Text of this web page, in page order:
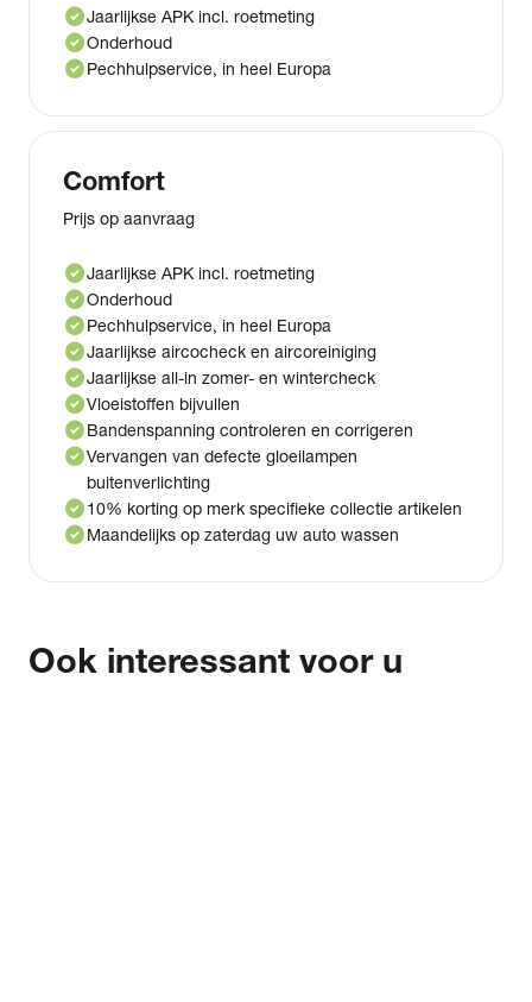
check_circleJaarlijkse APK incl. roetmeting
check_circleOnderhoud
check_circlePechhulpservice, in heel Europa
Comfort
Prijs op aanvraag
check_circleJaarlijkse APK incl. roetmeting
check_circleOnderhoud
check_circlePechhulpservice, in heel Europa
check_circleJaarlijkse aircocheck en aircoreiniging
check_circleJaarlijkse all-in zomer- en wintercheck
check_circleVloeistoffen bijvullen
check_circleBandenspanning controleren en corrigeren
check_circleVervangen van defecte gloeilampen
buitenverlichting
check_circle10% korting op merk specifieke collectie artikelen
check_circleMaandelijks op zaterdag uw auto wassen
Ook interessant voor u